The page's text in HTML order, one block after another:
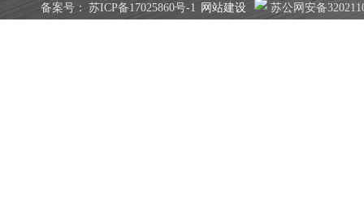
备案号： 苏ICP备17025860号-1 网站建设 苏公网安备